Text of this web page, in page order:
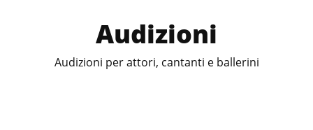
Audizioni
Audizioni per attori, cantanti e ballerini